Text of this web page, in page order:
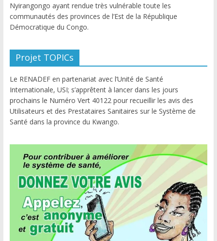
Nyirangongo ayant rendue très vulnérable toute les
communautés des provinces de l’Est de la République
Démocratique du Congo.
Projet TOPICs
Le RENADEF en partenariat avec l’Unité de Santé
Internationale, USI; s’apprêtent à lancer dans les jours
prochains le Numéro Vert 40122 pour recueillir les avis des
Utilisateurs et des Prestataires Sanitaires sur le Système de
Santé dans la province du Kwango.